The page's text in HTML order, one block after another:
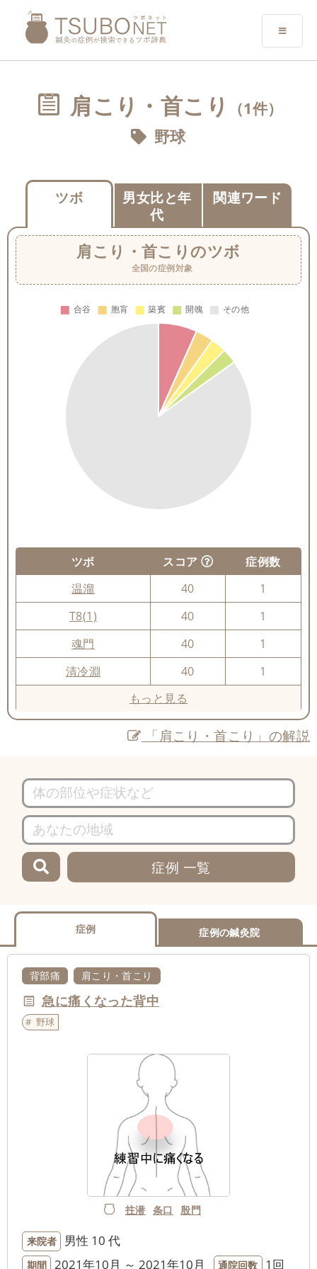
肩こり・首こり
（1件）
野球
ツボ
男女比と年
代
関連ワード
肩こり・首こり のツボ
全国の症例対象
ツボ スコア
症例数
温溜
40
1
T8(1)
40
1
魂門
40
1
清冷淵
40
1
もっと見る
「肩こり・首こり」の解説
症例 一覧
症例 症例の鍼灸院
背部痛 肩こり・首こり
急に痛くなった背中
野球
拄潜 条口 殷門
来院者 男性 10 代
期間 2021年10月 ～ 2021年10月 通院回数 1回